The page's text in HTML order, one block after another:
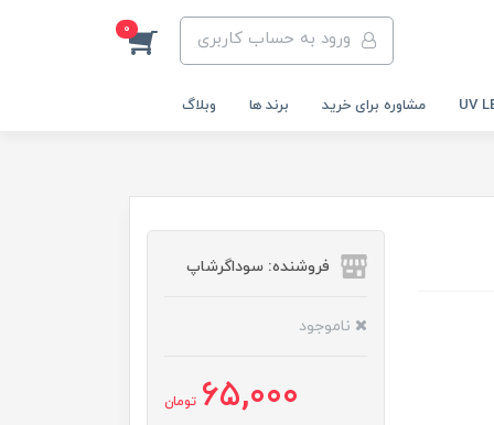
ورود به حساب کاربری 0
مشاوره برای خرید برند ها وبلاگ
فروشنده: سوداگرشاپ
ناموجود
65,000 تومان